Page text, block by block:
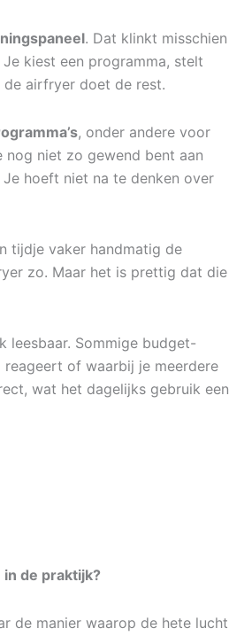
. Dat klinkt misschien
kiest een programma, stelt
airfryer doet de rest.
, onder andere voor
nog niet zo gewend bent aan
hoeft niet na te denken over
tijdje vaker handmatig de
zo. Maar het is prettig dat die
leesbaar. Sommige budget-
of waarbij je meerdere
wat het dagelijks gebruik een
de praktijk?
de manier waarop de hete lucht